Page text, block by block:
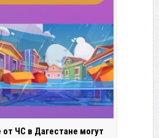
ЧС в Дагестане могут